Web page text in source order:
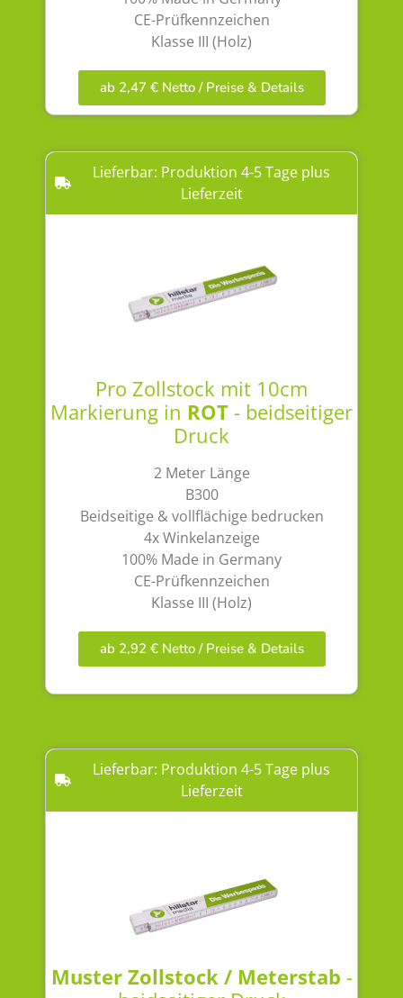
CE-Prüfkennzeichen
Klasse III (Holz)
ab 2,47 € Netto / Preise & Details
Lieferbar: Produktion 4-5 Tage plus
Lieferzeit
Pro Zollstock mit 10cm
Markierung in ROT- beidseitiger
Druck
2 Meter Länge
B300
Beidseitige & vollflächige bedrucken
4x Winkelanzeige
100% Made in Germany
CE-Prüfkennzeichen
Klasse III (Holz)
ab 2,92 € Netto / Preise & Details
Lieferbar: Produktion 4-5 Tage plus
Lieferzeit
Muster Zollstock / Meterstab -